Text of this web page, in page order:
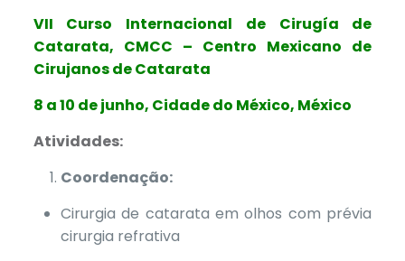
VII Curso Internacional de Cirugía de
Catarata, CMCC – Centro Mexicano de
Cirujanos de Catarata
8 a 10 de junho, Cidade do México, México
Atividades:
Coordenação:
Cirurgia de catarata em olhos com prévia
cirurgia refrativa